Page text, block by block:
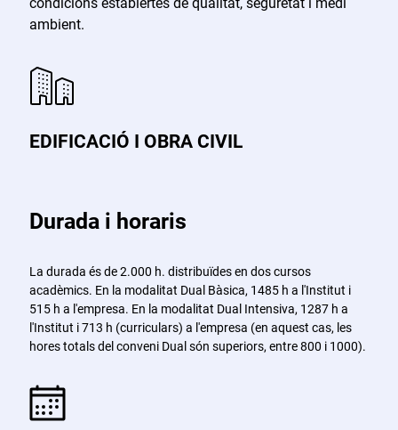
ambient.
EDIFICACIÓ I OBRA CIVIL
Durada i horaris
La durada és de 2.000 h. distribuïdes en dos cursos
acadèmics. En la modalitat Dual Bàsica, 1485 h a l'Institut i
515 h a l'empresa. En la modalitat Dual Intensiva, 1287 h a
l'Institut i 713 h (curriculars) a l'empresa (en aquest cas, les
hores totals del conveni Dual són superiors, entre 800 i 1000).